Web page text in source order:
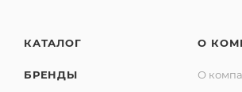
КАТАЛОГ
БРЕНДЫ
О
О